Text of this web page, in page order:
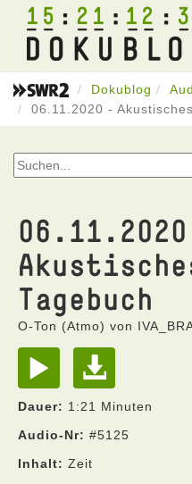
15 21 12
Dokublog
06.11.2020 -
Tagebuch
O-Ton (Atmo) von
Dauer: 1:21 Minuten
Audio-Nr: #5125
Inhalt: Zeit